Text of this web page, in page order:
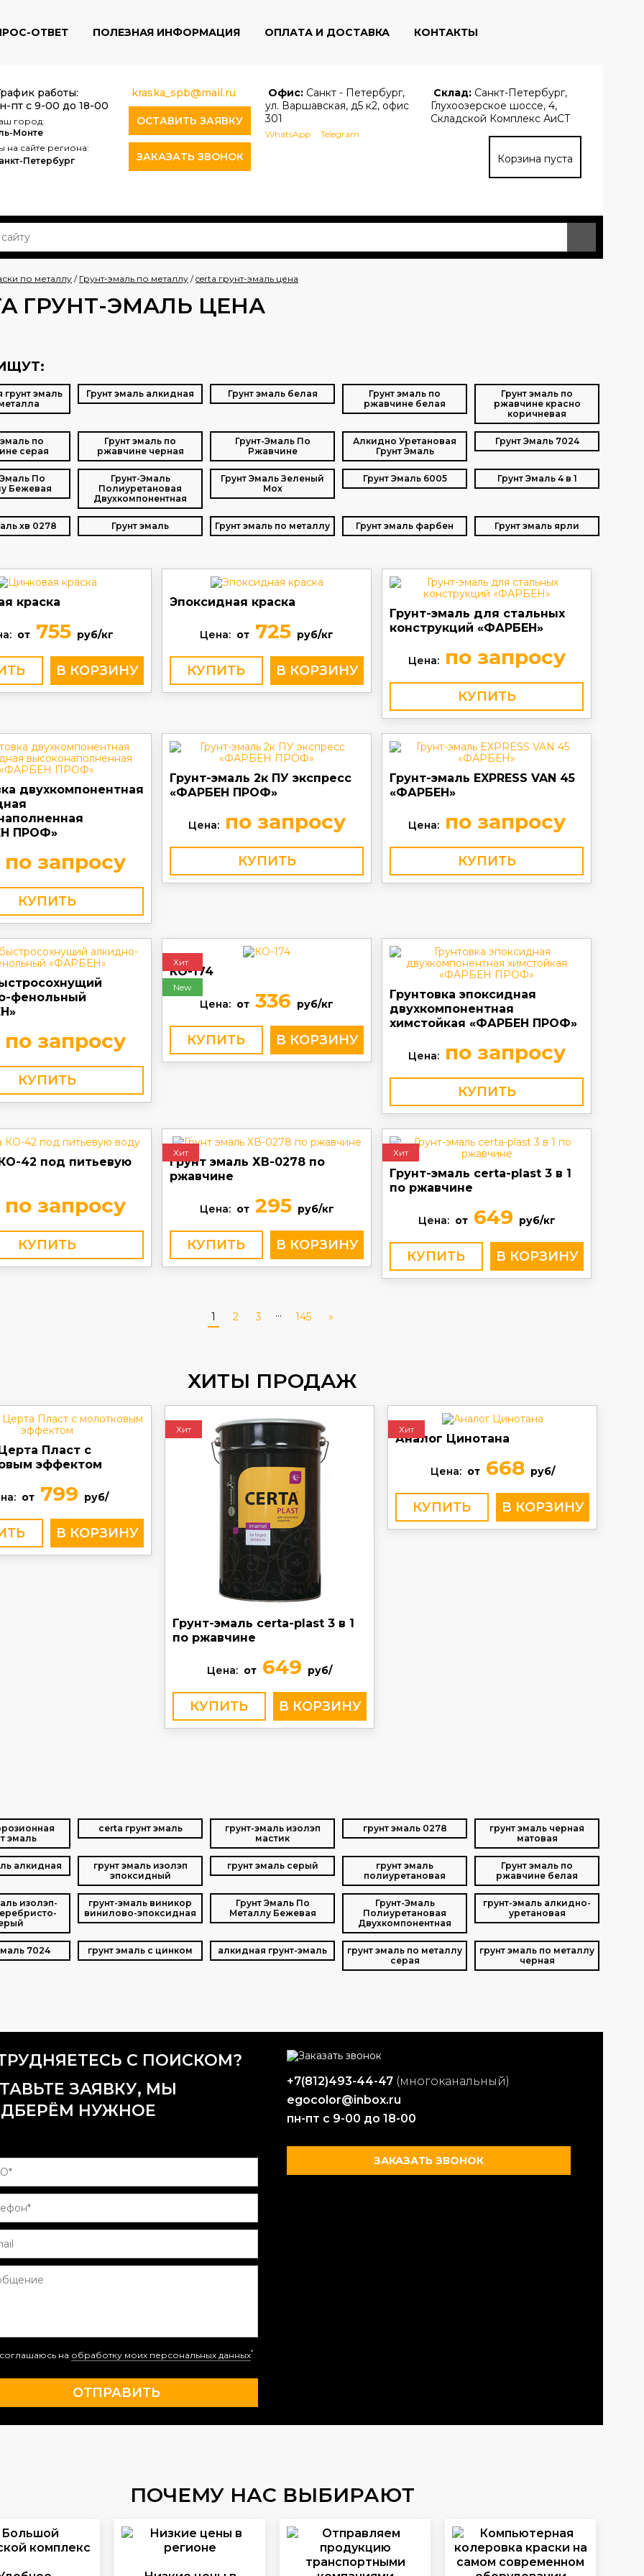
ОТВЕТ ПОЛЕЗНАЯ ИНФОРМАЦИЯ ОПЛАТА И ДОСТАВКА КОНТАКТЫ
Склад: Санкт-Петербург,
Глухоозерское шоссе, 4,
Складской Комплекс АиСТ
Корзина пуста
Офис: Санкт - Петербург,
ул. Варшавская, д5 к2, офис
301
WhatsApp Telegram
kraska_spb@mail.ru
ОСТАВИТЬ ЗАЯВКУ
ЗАКАЗАТЬ ЗВОНОК
работы:
пт с 9-00 до 18-00
город:
Монте
на сайте региона:
Петербург
по металлу / Грунт-эмаль по металлу /certa грунт-эмаль цена
ГРУНТ-ЭМАЛЬ ЦЕНА
эмаль
Грунт эмаль алкидная Грунт эмаль белая
Грунт эмаль по
ржавчине белая
Грунт эмаль по
ржавчине красно
коричневая
эмаль по
серая
Грунт эмаль по
ржавчине черная
Грунт-Эмаль По
Ржавчине
Алкидно Уретановая
Грунт Эмаль
Грунт Эмаль 7024
Эмаль По
Бежевая
Грунт-Эмаль
Полиуретановая
Двухкомпонентная
Грунт Эмаль Зеленый
Мох
Грунт Эмаль 6005 Грунт Эмаль 4 в 1
хв 0278 Грунт эмаль Грунт эмаль по металлу Грунт эмаль фарбен Грунт эмаль ярли
краска
от755 руб/кг
Эпоксидная краска
Цена: от 725 руб/кг
КУПИТЬ
Грунт-эмаль для стальных
конструкций «ФАРБЕН»
Цена:по запросу
КУПИТЬ
двухкомпонентная
ПРОФ»
запросу
КУПИТЬ
Грунт-эмаль 2к ПУ экспресс
«ФАРБЕН ПРОФ»
Цена:по запросу
КУПИТЬ
Грунт-эмаль EXPRESS VAN 45
«ФАРБЕН»
Цена:по запросу
КУПИТЬ
фенольный
запросу
КУПИТЬ
Хит
New
КО-174
Цена: от 336 руб/кг
КУПИТЬ
Грунтовка эпоксидная
двухкомпонентная
химстойкая «ФАРБЕН ПРОФ»
Цена:по запросу
КУПИТЬ
42 под питьевую
запросу
КУПИТЬ
Хит
Грунт эмаль ХВ-0278 по
ржавчине
Цена: от295 руб/кг
КУПИТЬ
Хит
Грунт-эмаль certa-plast 3 в 1
по ржавчине
Цена: от649 руб/кг
КУПИТЬ
1 2 3 ... 145 »
ХИТЫ ПРОДАЖ
Пласт с
эффектом
от 799 руб/
Хит
Грунт-эмаль certa-plast 3 в 1
по ржавчине
Цена: от 649 руб/
КУПИТЬ
Хит
Аналог Цинотана
Цена: от668 руб/
КУПИТЬ
эмаль
certa грунт эмаль
грунт-эмаль изолэп
мастик
грунт эмаль 0278
грунт эмаль черная
матовая
алкидная
грунт эмаль изолэп
эпоксидный
грунт эмаль серый
грунт эмаль
полиуретановая
Грунт эмаль по
ржавчине белая
изолэп-
грунт-эмаль виникор
винилово-эпоксидная
Грунт Эмаль По
Металлу Бежевая
Грунт-Эмаль
Полиуретановая
Двухкомпонентная
грунт-эмаль алкидно-
уретановая
7024 грунт эмаль с цинком алкидная грунт-эмаль
грунт эмаль по металлу
серая
грунт эмаль по металлу
черная
С ПОИСКОМ?
ЗАЯВКУ, МЫ
НУЖНОЕ
на обработку моих персональных данных*
+7(812)493-44-47 (многоканальный)
egocolor@inbox.ru
пн-пт с 9-00 до 18-00
ЗАКАЗАТЬ ЗВОНОК
ПОЧЕМУ НАС ВЫБИРАЮТ